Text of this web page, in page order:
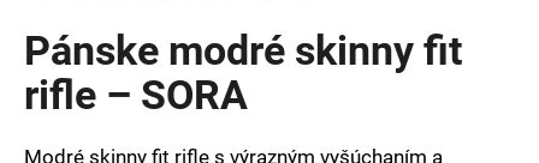
produktu
je
0,0
hviezdičiek.
Pánske modré skinny fit
rifle – SORA
Modré skinny fit rifle s výrazným vyšúchaním a
d
p
o
ú